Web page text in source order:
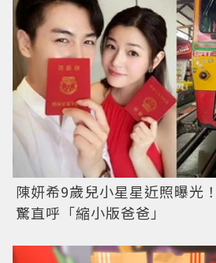
陳妍希9歲兒小星星近照曝光
驚直呼「縮小版爸爸」